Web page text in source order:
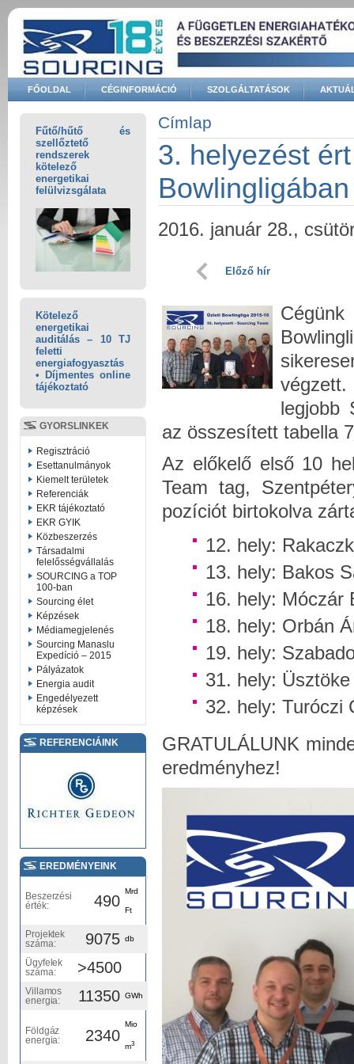
Ugrás a tartalomra
FŐOLDAL CÉGINFORMÁCIÓ SZOLGÁLTATÁSOK
Keresés űrlap
Fűtő/hűtő és
szellőztető
rendszerek
kötelező
energetikai
felülvizsgálata
Kötelező
energetikai
auditálás – 10 TJ
feletti
energiafogyasztás
• Díjmentes online
tájékoztató
GYORSLINKEK
Regisztráció
Esettanulmányok
Kiemelt területek
Referenciák
EKR tájékoztató
EKR GYIK
Közbeszerzés
Társadalmi
felelősségvállalás
SOURCING a TOP
100-ban
Sourcing élet
Képzések
Médiamegjelenés
Sourcing Manaslu
Expedíció – 2015
Pályázatok
Energia audit
Engedélyezett
képzések
REFERENCIÁINK
EREDMÉNYEINK
Beszerzési
érték:
490
Mrd
Ft
Projektek
száma:
9075 db
Ügyfelek
száma:
>4500
Villamos
energia:
11350 GWh
Földgáz
energia:
2340
Mio
m3
Jelenlegi hely
Címlap
3. helyezést
Bowlingligában
2016. január 28.,
Előző hír
végzett.
legjobb
az összesített tabella
Az előkelő első 10
Team tag,
pozíciót birtokolva
12. hely:
13. hely:
16. hely:
18. hely:
19. hely:
31. hely:
32. hely:
GRATULÁLUNK
eredményhez!